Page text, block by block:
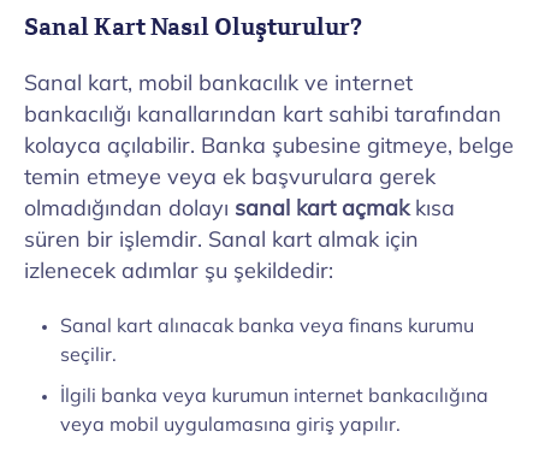
Sanal Kart Nasıl Oluşturulur?
Sanal kart, mobil bankacılık ve internet
bankacılığı kanallarından kart sahibi tarafından
kolayca açılabilir. Banka şubesine gitmeye, belge
temin etmeye veya ek başvurulara gerek
olmadığından dolayı sanal kart açmakkısa
süren bir işlemdir. Sanal kart almak için
izlenecek adımlar şu şekildedir:
Sanal kart alınacak banka veya finans kurumu
seçilir.
İlgili banka veya kurumun internet bankacılığına
veya mobil uygulamasına giriş yapılır.